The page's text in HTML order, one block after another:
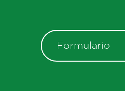
Formulario